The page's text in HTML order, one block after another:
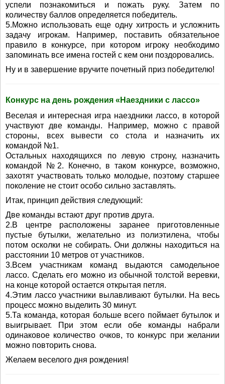
успели познакомиться и пожать руку. Затем по
количеству баллов определяется победитель.
5.Можно использовать еще одну хитрость и усложнить
задачу игрокам. Например, поставить обязательное
правило в конкурсе, при котором игроку необходимо
запоминать все имена гостей с кем они поздоровались.
Ну и в завершение вручите почетный приз победителю!
Конкурс на день рождения «Наездники с лассо»
Веселая и интересная игра наездники лассо, в которой
участвуют две команды. Например, можно с правой
стороны, всех вывести со стола и назначить их
командой №1.
Остальных находящихся по левую строну, назначить
командой №2. Конечно, в таком конкурсе, возможно,
захотят участвовать только молодые, поэтому старшее
поколение не стоит особо сильно заставлять.
Итак, принцип действия следующий:
Две команды встают друг против друга.
2.В центре расположены заранее приготовленные
пустые бутылки, желательно из полиэтилена, чтобы
потом осколки не собирать. Они должны находиться на
расстоянии 10 метров от участников.
3.Всем участникам команд выдаются самодельное
лассо. Сделать его можно из обычной толстой веревки,
на конце которой остается открытая петля.
4.Этим лассо участники вылавливают бутылки. На весь
процесс можно выделить 30 минут.
5.Та команда, которая больше всего поймает бутылок и
выигрывает. При этом если обе команды набрали
одинаковое количество очков, то конкурс при желании
можно повторить снова.
Желаем веселого дня рождения!